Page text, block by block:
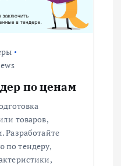
по ценам
товаров,
Разработайте
по тендеру,